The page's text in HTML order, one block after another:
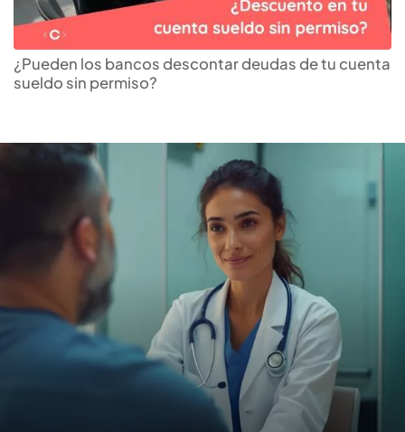
¿Pueden los bancos descontar deudas de tu cuenta
sueldo sin permiso?
Encuentra elseguro
oncológicoideal